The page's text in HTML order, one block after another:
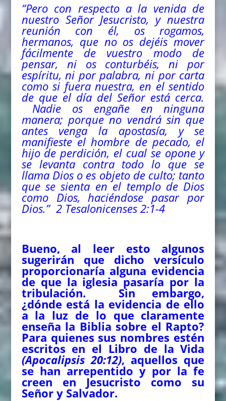
“Pero con respecto a la venida de
nuestro Señor Jesucristo, y nuestra
reunión con él, os rogamos,
hermanos, que no os dejéis mover
fácilmente de vuestro modo de
pensar, ni os conturbéis, ni por
espíritu, ni por palabra, ni por carta
como si fuera nuestra, en el sentido
de que el día del Señor está cerca.
Nadie os engañe en ninguna
manera; porque no vendrá sin que
antes venga la apostasía, y se
manifieste el hombre de pecado, el
hijo de perdición, el cual se opone y
se levanta contra todo lo que se
llama Dios o es objeto de culto; tanto
que se sienta en el templo de Dios
como Dios, haciéndose pasar por
Dios.” 2 Tesalonicenses 2:1-4
Bueno, al leer esto algunos
sugerirán que dicho versículo
proporcionaría alguna evidencia
de que la iglesia pasaría por la
tribulación. Sin embargo,
¿dónde está la evidencia de ello
a la luz de lo que claramente
enseña la Biblia sobre el Rapto?
Para quienes sus nombres estén
escritos en el Libro de la Vida
(Apocalipsis 20:12), aquellos que
se han arrepentido y por la fe
creen en Jesucristo como su
Señor y Salvador.